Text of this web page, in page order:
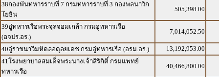
38กองพันทหารราบที่ 7 กรมทหารราบที่ 3 กองพลนาวิก
โยธิน
505,398.00
39อู่ทหารเรือพระจุลจอมเกล้า กรมอู่ทหารเรือ
(อจปร.อร.)
7,014,052.50
40อู่ราชนาวีมหิดลอดุลยเดช กรมอู่ทหารเรือ (อรม.อร.)
13,192,953.00
41โรงพยาบาลสมเด็จพระนางเจ้าสิริกิติ์ กรมแพทย์
ทหารเรือ
40,466,800.00